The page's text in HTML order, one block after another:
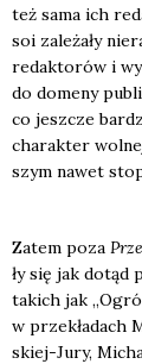
też sama ich
soi zale­ża­ły
redak­to­rów i
do dome­ny
co jesz­cze
cha­rak­ter
szym nawet
Zatem poza
ły się jak dotąd
takich jak
w prze­kła­dach
skiej-Jury,